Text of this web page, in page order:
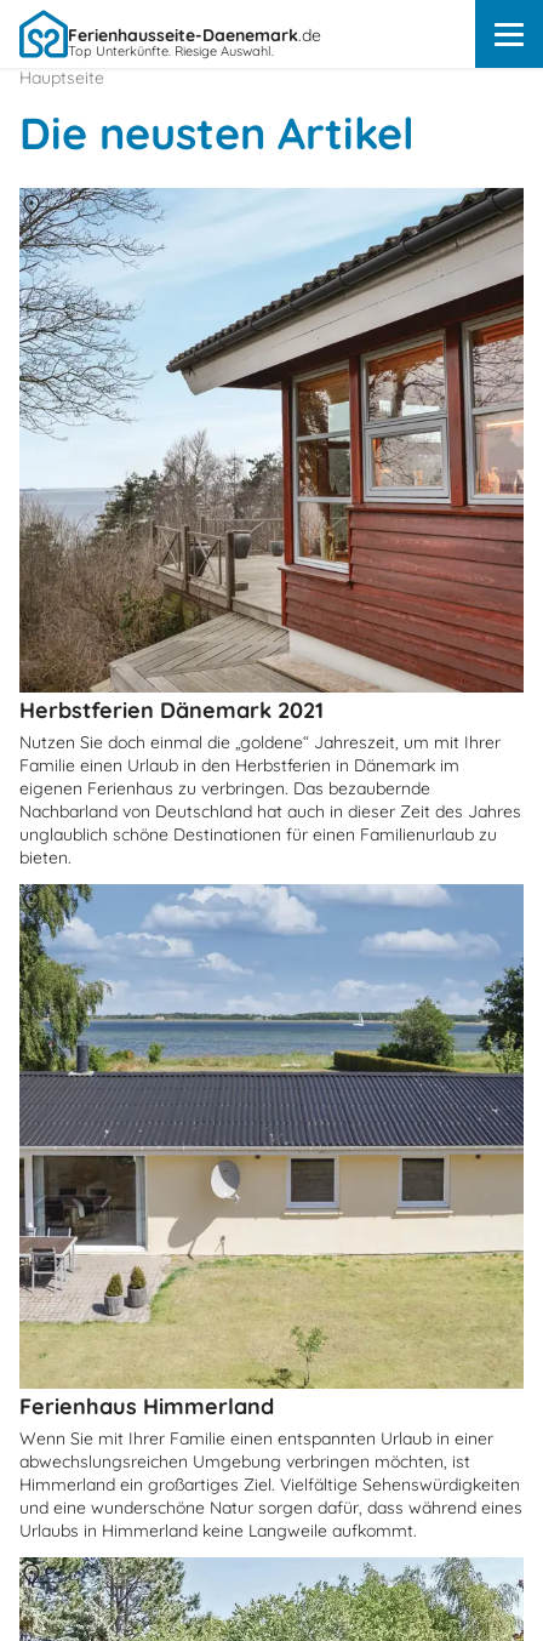
Ferienhausseite-Daenemark.de
Top Unterkünfte. Riesige Auswahl.
Hauptseite
Die neusten Artikel
Herbstferien Dänemark 2021
Nutzen Sie doch einmal die „goldene“ Jahreszeit, um mit Ihrer
Familie einen Urlaub in den Herbstferien in Dänemark im
eigenen Ferienhaus zu verbringen. Das bezaubernde
Nachbarland von Deutschland hat auch in dieser Zeit des Jahres
unglaublich schöne Destinationen für einen Familienurlaub zu
bieten.
ÜberDänemark
Ferienhaus Himmerland
Wenn Sie mit Ihrer Familie einen entspannten Urlaub in einer
abwechslungsreichen Umgebung verbringen möchten, ist
Himmerland ein großartiges Ziel. Vielfältige Sehenswürdigkeiten
und eine wunderschöne Natur sorgen dafür, dass während eines
Urlaubs in Himmerland keine Langweile aufkommt.
ÜberHimmerland
ÜberGrästed